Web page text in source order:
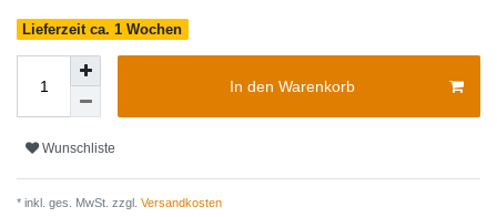
Lieferzeit ca. 1 Wochen
In den Warenkorb
Wunschliste
* inkl. ges. MwSt. zzgl. Versandkosten